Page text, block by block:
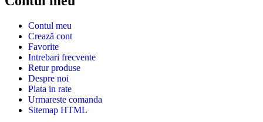
Contul meu
Crează cont
Favorite
Intrebari frecvente
Retur produse
Despre noi
Plata in rate
Urmareste comanda
Sitemap HTML